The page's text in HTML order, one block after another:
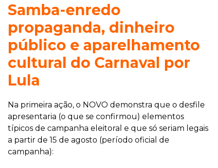
Samba-enredo
propaganda, dinheiro
público e aparelhamento
cultural do Carnaval por
Lula
Na primeira ação, o NOVO demonstra que o desfile
apresentaria (o que se confirmou) elementos
típicos de campanha eleitoral e que só seriam legais
a partir de 15 de agosto (período oficial de
campanha):